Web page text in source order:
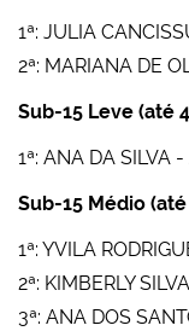
1ª: JULIA
2ª: MARIANA DE
Sub-15 Leve (até
1ª: ANA DA SILVA
Sub-15 Médio
1ª: YVILA
2ª: KIMBERLY
3ª: ANA DOS